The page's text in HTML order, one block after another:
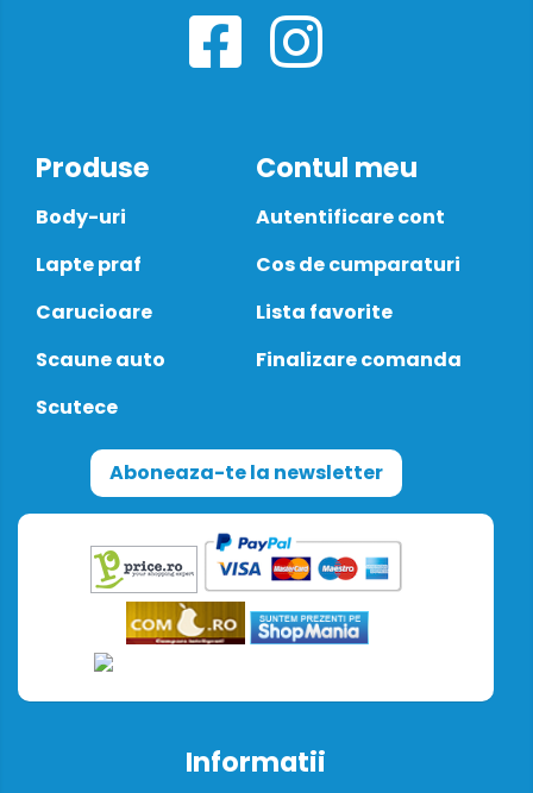
Produse
Body-uri
Lapte praf
Carucioare
Scaune auto
Scutece
Contul meu
Autentificare cont
Cos de cumparaturi
Lista favorite
Finalizare comanda
Aboneaza-te la newsletter
Informatii